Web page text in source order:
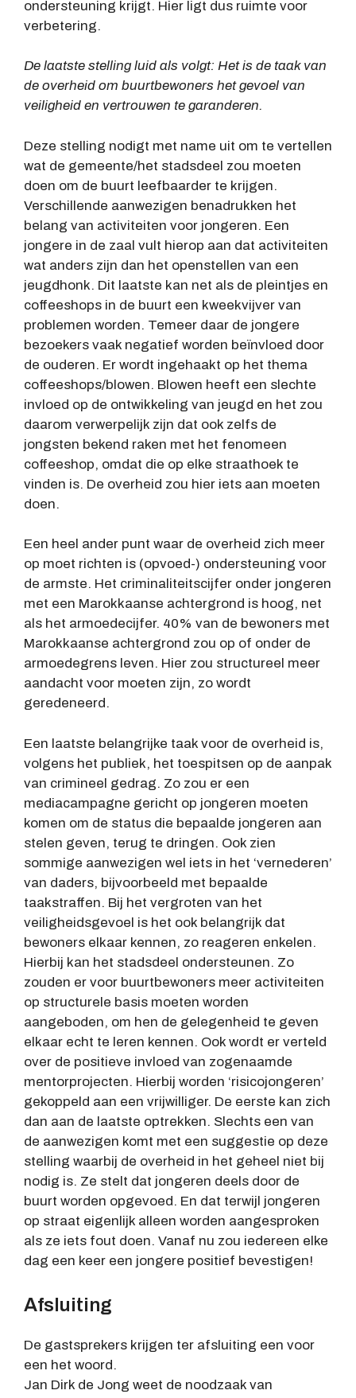
ondersteuning krijgt. Hier ligt dus ruimte voor
verbetering.
De laatste stelling luid als volgt: Het is de taak van
de overheid om buurtbewoners het gevoel van
veiligheid en vertrouwen te garanderen.
Deze stelling nodigt met name uit om te vertellen
wat de gemeente/het stadsdeel zou moeten
doen om de buurt leefbaarder te krijgen.
Verschillende aanwezigen benadrukken het
belang van activiteiten voor jongeren. Een
jongere in de zaal vult hierop aan dat activiteiten
wat anders zijn dan het openstellen van een
jeugdhonk. Dit laatste kan net als de pleintjes en
coffeeshops in de buurt een kweekvijver van
problemen worden. Temeer daar de jongere
bezoekers vaak negatief worden beïnvloed door
de ouderen. Er wordt ingehaakt op het thema
coffeeshops/blowen. Blowen heeft een slechte
invloed op de ontwikkeling van jeugd en het zou
daarom verwerpelijk zijn dat ook zelfs de
jongsten bekend raken met het fenomeen
coffeeshop, omdat die op elke straathoek te
vinden is. De overheid zou hier iets aan moeten
doen.
Een heel ander punt waar de overheid zich meer
op moet richten is (opvoed-) ondersteuning voor
de armste. Het criminaliteitscijfer onder jongeren
met een Marokkaanse achtergrond is hoog, net
als het armoedecijfer. 40% van de bewoners met
Marokkaanse achtergrond zou op of onder de
armoedegrens leven. Hier zou structureel meer
aandacht voor moeten zijn, zo wordt
geredeneerd.
Een laatste belangrijke taak voor de overheid is,
volgens het publiek, het toespitsen op de aanpak
van crimineel gedrag. Zo zou er een
mediacampagne gericht op jongeren moeten
komen om de status die bepaalde jongeren aan
stelen geven, terug te dringen. Ook zien
sommige aanwezigen wel iets in het ‘vernederen’
van daders, bijvoorbeeld met bepaalde
taakstraffen. Bij het vergroten van het
veiligheidsgevoel is het ook belangrijk dat
bewoners elkaar kennen, zo reageren enkelen.
Hierbij kan het stadsdeel ondersteunen. Zo
zouden er voor buurtbewoners meer activiteiten
op structurele basis moeten worden
aangeboden, om hen de gelegenheid te geven
elkaar echt te leren kennen. Ook wordt er verteld
over de positieve invloed van zogenaamde
mentorprojecten. Hierbij worden ‘risicojongeren’
gekoppeld aan een vrijwilliger. De eerste kan zich
dan aan de laatste optrekken. Slechts een van
de aanwezigen komt met een suggestie op deze
stelling waarbij de overheid in het geheel niet bij
nodig is. Ze stelt dat jongeren deels door de
buurt worden opgevoed. En dat terwijl jongeren
op straat eigenlijk alleen worden aangesproken
als ze iets fout doen. Vanaf nu zou iedereen elke
dag een keer een jongere positief bevestigen!
Afsluiting
De gastsprekers krijgen ter afsluiting een voor
een het woord.
Jan Dirk de Jong weet de noodzaak van